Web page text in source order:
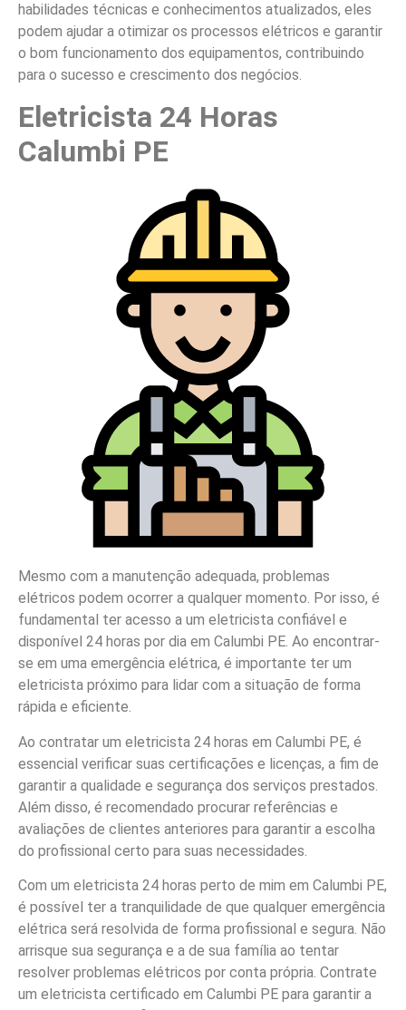
habilidades técnicas e conhecimentos atualizados, eles
podem ajudar a otimizar os processos elétricos e garantir
o bom funcionamento dos equipamentos, contribuindo
para o sucesso e crescimento dos negócios.
Eletricista 24 Horas
Calumbi PE
Mesmo com a manutenção adequada, problemas
elétricos podem ocorrer a qualquer momento. Por isso, é
fundamental ter acesso a um eletricista confiável e
disponível 24 horas por dia em Calumbi PE. Ao encontrar-
se em uma emergência elétrica, é importante ter um
eletricista próximo para lidar com a situação de forma
rápida e eficiente.
Ao contratar um eletricista 24 horas em Calumbi PE, é
essencial verificar suas certificações e licenças, a fim de
garantir a qualidade e segurança dos serviços prestados.
Além disso, é recomendado procurar referências e
avaliações de clientes anteriores para garantir a escolha
do profissional certo para suas necessidades.
Com um eletricista 24 horas perto de mim em Calumbi PE,
é possível ter a tranquilidade de que qualquer emergência
elétrica será resolvida de forma profissional e segura. Não
arrisque sua segurança e a de sua família ao tentar
resolver problemas elétricos por conta própria. Contrate
um eletricista certificado em Calumbi PE para garantir a